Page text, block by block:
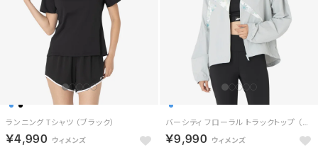
ランニング Tシャツ （ブラック）
￥4,990
バーシティ フローラル トラックトップ （ブルー）
￥9,990